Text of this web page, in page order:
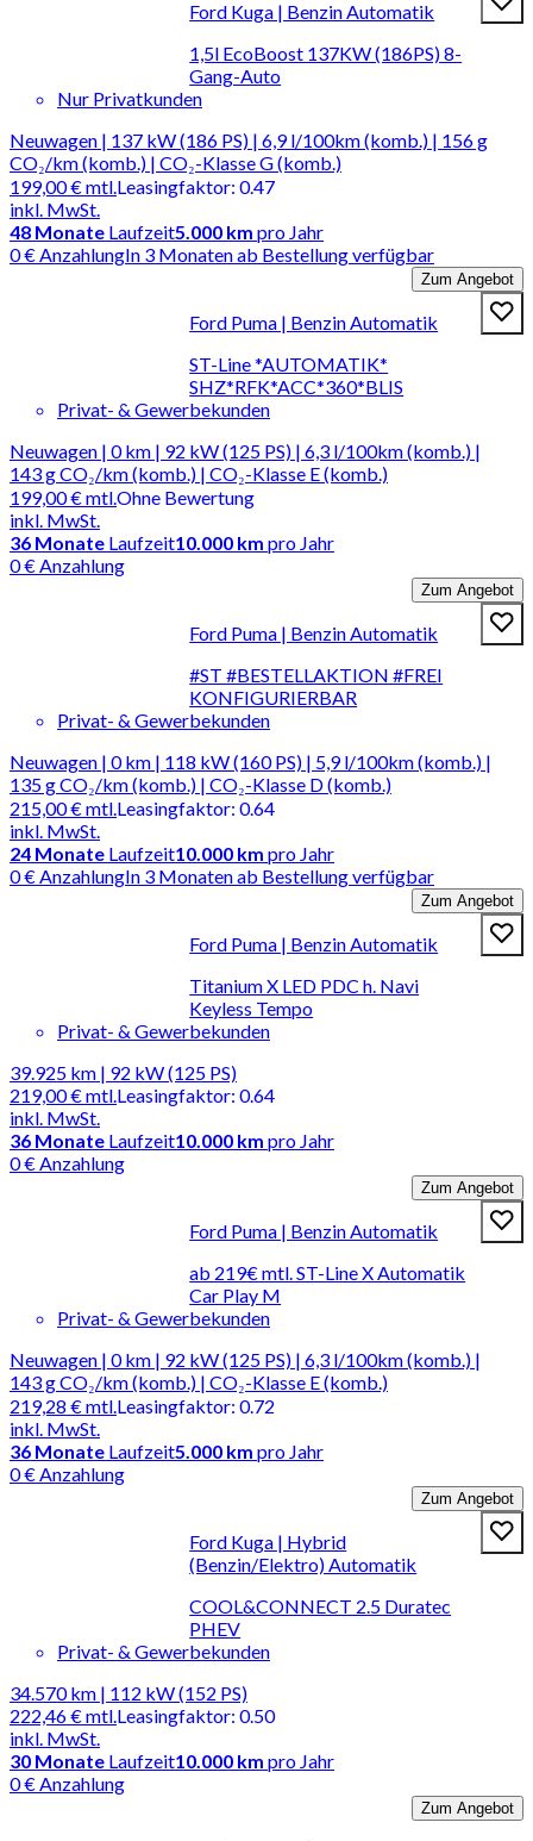
Ford Kuga | Benzin Automatik
1,5l EcoBoost 137KW (186PS) 8-
Gang-Auto
Nur Privatkunden
Neuwagen | 137 kW (186 PS) | 6,9 l/100km (komb.) | 156 g
CO₂/km (komb.) | CO₂-Klasse G (komb.)
199,00 €mtl.
inkl. MwSt.
Leasingfaktor: 0.47
48 Monate Laufzeit5.000 km pro Jahr
0 € AnzahlungIn 3 Monaten ab Bestellung verfügbar
Zum Angebot
Ford Puma | Benzin Automatik
ST-Line *AUTOMATIK*
SHZ*RFK*ACC*360*BLIS
Privat- & Gewerbekunden
Neuwagen | 0 km | 92 kW (125 PS) | 6,3 l/100km (komb.) |
143 g CO₂/km (komb.) | CO₂-Klasse E (komb.)
199,00 €mtl.
inkl. MwSt.
Ohne Bewertung
36 Monate Laufzeit10.000 km pro Jahr
0 € Anzahlung
Zum Angebot
Ford Puma | Benzin Automatik
#ST #BESTELLAKTION #FREI
KONFIGURIERBAR
Privat- & Gewerbekunden
Neuwagen | 0 km | 118 kW (160 PS) | 5,9 l/100km (komb.) |
135 g CO₂/km (komb.) | CO₂-Klasse D (komb.)
215,00 €mtl.
inkl. MwSt.
Leasingfaktor: 0.64
24 Monate Laufzeit10.000 km pro Jahr
0 € AnzahlungIn 3 Monaten ab Bestellung verfügbar
Zum Angebot
Ford Puma | Benzin Automatik
Titanium X LED PDC h. Navi
Keyless Tempo
Privat- & Gewerbekunden
39.925 km | 92 kW (125 PS)
219,00 €mtl.
inkl. MwSt.
Leasingfaktor: 0.64
36 Monate Laufzeit10.000 km pro Jahr
0 € Anzahlung
Zum Angebot
Ford Puma | Benzin Automatik
ab 219€ mtl. ST-Line X Automatik
Car Play M
Privat- & Gewerbekunden
Neuwagen | 0 km | 92 kW (125 PS) | 6,3 l/100km (komb.) |
143 g CO₂/km (komb.) | CO₂-Klasse E (komb.)
219,28 €mtl.
inkl. MwSt.
Leasingfaktor: 0.72
36 Monate Laufzeit5.000 km pro Jahr
0 € Anzahlung
Zum Angebot
Ford Kuga | Hybrid
(Benzin/Elektro) Automatik
COOL&CONNECT 2.5 Duratec
PHEV
Privat- & Gewerbekunden
34.570 km | 112 kW (152 PS)
222,46 €mtl.
inkl. MwSt.
Leasingfaktor: 0.50
30 Monate Laufzeit10.000 km pro Jahr
0 € Anzahlung
Zum Angebot